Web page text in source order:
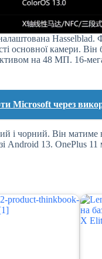
основної камери. Він
на 48 МП. 16-
Microsoft через
і чорний. Він матиме
Android 13. OnePlus 11